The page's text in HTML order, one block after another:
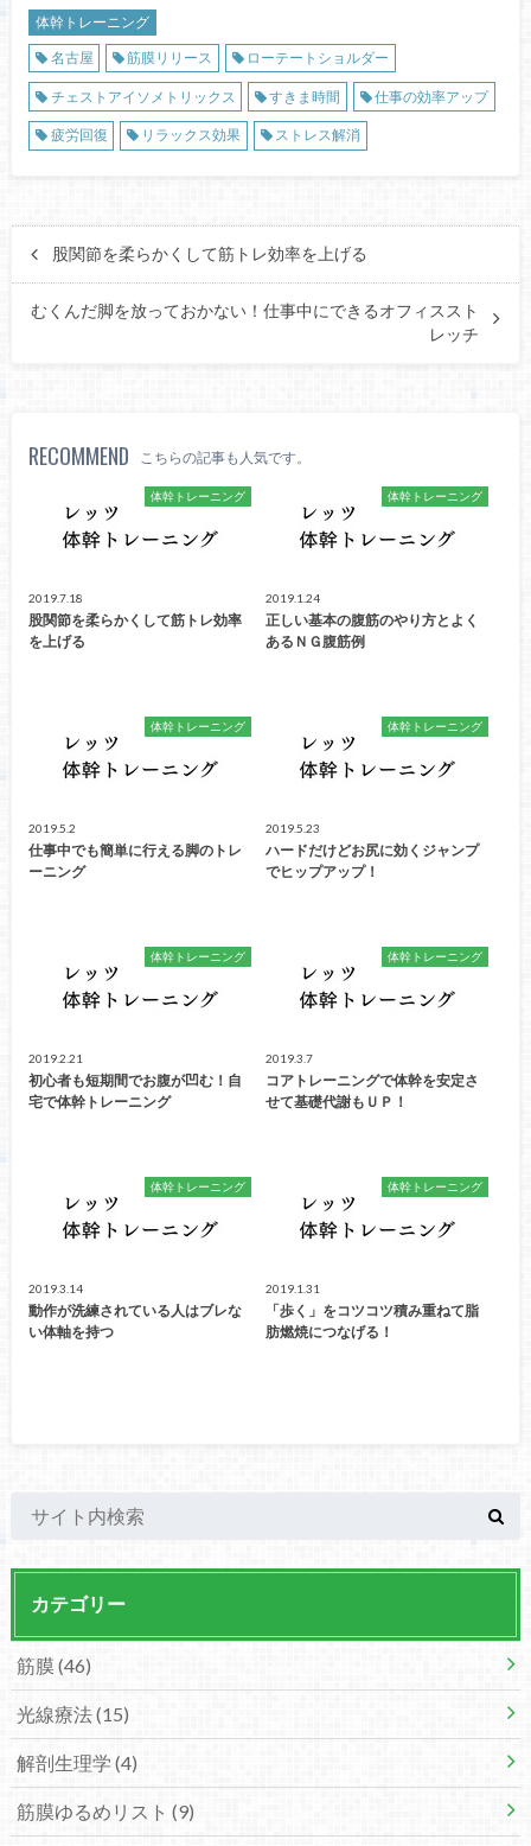
体幹トレーニング
名古屋
筋膜リリース ローテートショルダー
チェストアイソメトリックス すきま時間 仕事の効率アップ
疲労回復 リラックス効果 ストレス解消
股関節を柔らかくして筋トレ効率を上げる
むくんだ脚を放っておかない！仕事中にできるオフィススト
レッチ
RECOMMEND こちらの記事も人気です。
体幹トレーニング
2019.7.18
股関節を柔らかくして筋トレ効率
を上げる
体幹トレーニング
2019.1.24
正しい基本の腹筋のやり方とよく
あるＮＧ腹筋例
体幹トレーニング
2019.5.2
仕事中でも簡単に行える脚のトレ
ーニング
体幹トレーニング
2019.5.23
ハードだけどお尻に効くジャンプ
でヒップアップ！
体幹トレーニング
2019.2.21
初心者も短期間でお腹が凹む！自
宅で体幹トレーニング
体幹トレーニング
2019.3.7
コアトレーニングで体幹を安定さ
せて基礎代謝もＵＰ！
体幹トレーニング
2019.3.14
動作が洗練されている人はブレな
い体軸を持つ
体幹トレーニング
2019.1.31
「歩く」をコツコツ積み重ねて脂
肪燃焼につなげる！
カテゴリー
筋膜 (46)
光線療法(15)
解剖生理学 (4)
筋膜ゆるめリスト (9)